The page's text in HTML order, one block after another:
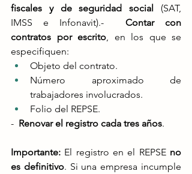
fiscales y de seguridad social (SAT,
IMSS e Infonavit).- Contar con
contratos por escrito, en los que se
especifiquen:
Objeto del contrato.
Número aproximado de
trabajadores involucrados.
Folio del REPSE.
- Renovar el registro cada tres años​.
Importante: El registro en el REPSE no
es definitivo. Si una empresa incumple